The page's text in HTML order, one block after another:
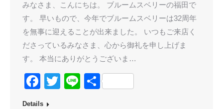
みなさま、こんにちは。 ブルームスベリーの福田で
す。 早いもので、今年でブルームスベリーは32周年
を無事に迎えることが出来ました。 いつもご来店く
ださっているみなさま、心から御礼を申し上げま
す。 本当にありがとうございま…
Facebook
Twitter
Line共
Details